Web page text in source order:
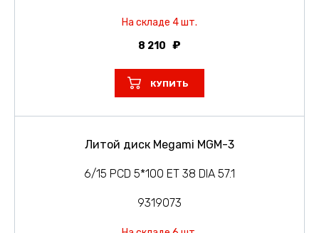
На складе 4 шт.
8 210
КУПИТЬ
Литой диск Megami MGM-3
6/15 PCD 5*100 ET 38 DIA 57.1
9319073